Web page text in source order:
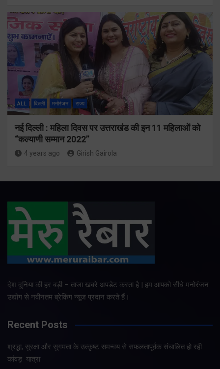
ALL दिल्ली मनोरंजन राज्य
नई दिल्ली : महिला दिवस पर उत्तराखंड की इन 11 महिलाओं को
“कल्याणी सम्मान 2022”
4 years ago Girish Gairola
देश दुनिया की हर बड़ी – ताजा खबरे अपडेट करता है | हम आपको सीधे मनोरंजन
उद्योग से नवीनतम ब्रेकिंग न्यूज प्रदान करते हैं।
Recent Posts
श्रद्धा, सुरक्षा और सुगमता के उत्कृष्ट समन्वय से सफलतापूर्वक संचालित हो रही
कांवड़ यात्रा